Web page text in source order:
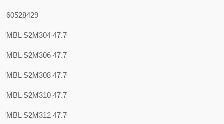
60528429
MBL S2M304 47.7
MBL S2M306 47.7
MBL S2M308 47.7
MBL S2M310 47.7
MBL S2M312 47.7